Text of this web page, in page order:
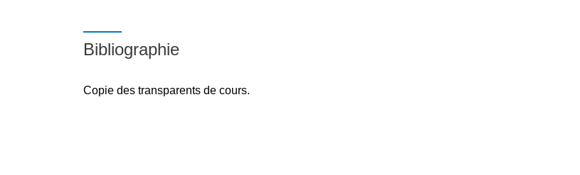
- Ce qui va changer dans les communications avec le tout IP
Bibliographie
Copie des transparents de cours.